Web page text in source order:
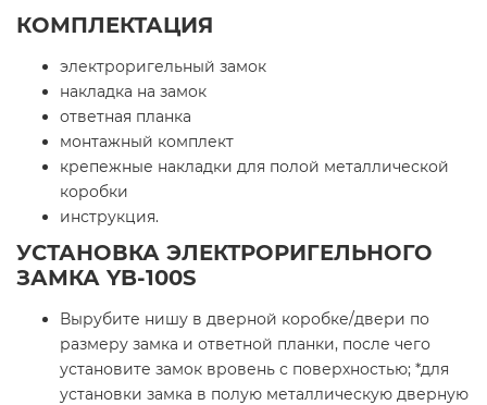
КОМПЛЕКТАЦИЯ
электроригельный замок
накладка на замок
ответная планка
монтажный комплект
крепежные накладки для полой металлической
коробки
инструкция.
УСТАНОВКА ЭЛЕКТРОРИГЕЛЬНОГО
ЗАМКА YB-100S
Вырубите нишу в дверной коробке/двери по
размеру замка и ответной планки, после чего
установите замок вровень с поверхностью; *для
установки замка в полую металлическую дверную